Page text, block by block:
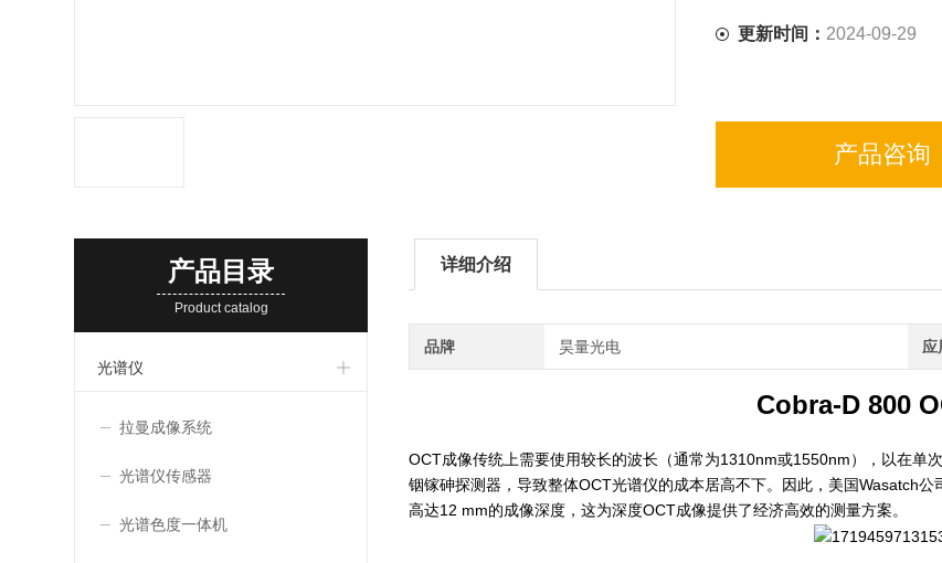
更新时间： 2024-09-29
产品咨询
产品目录
Product catalog
光谱仪
拉曼成像系统
光谱仪传感器
光谱色度一体机
详细介绍
品牌 昊量光电 应
Cobra-D 800
OCT成像传统上需要使用较长的波长（通常为1310nm或1550nm），以在单
铟镓砷探测器，导致整体OCT光谱仪的成本居高不下。因此，美国Wasatch
高达12 mm的成像深度，这为深度OCT成像提供了经济高效的测量方案。